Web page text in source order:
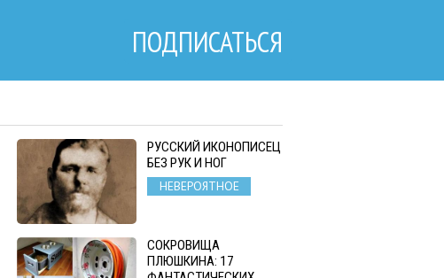
ПОДПИСАТЬСЯ
РУССКИЙ ИКОНОПИСЕЦ
БЕЗ РУК И НОГ
НЕВЕРОЯТНОЕ
СОКРОВИЩА
ПЛЮШКИНА: 17